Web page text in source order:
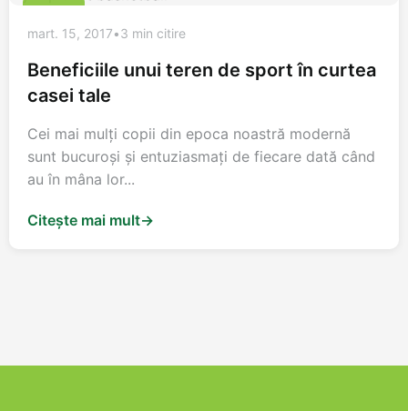
ALTELE
mart. 15, 2017•3 min citire
Beneficiile unui teren de sport în curtea
casei tale
Cei mai mulţi copii din epoca noastră modernă
sunt bucuroşi şi entuziasmaţi de fiecare dată când
au în mâna lor...
Citește mai mult→